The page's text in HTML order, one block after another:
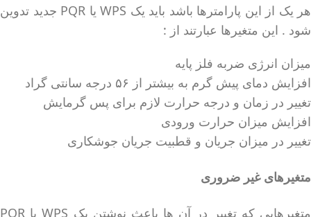
هر یک از این پارامترها باشد باید یک WPS‌ یا PQR‌ جدید تدوین
شود . این متغیرها عبارتند از :
میزان انرژی ضربه فلز پایه
افزایش دمای پیش گرم به بیشتر از ۵۶ درجه سانتی گراد
تغییر در زمان و درجه حرارت لازم برای پس گرمایش
افزایش میزان حرارت ورودی
تغییر در میزان جریان و قطبیت جریان جوشکاری
متغیرهای غیر ضروری